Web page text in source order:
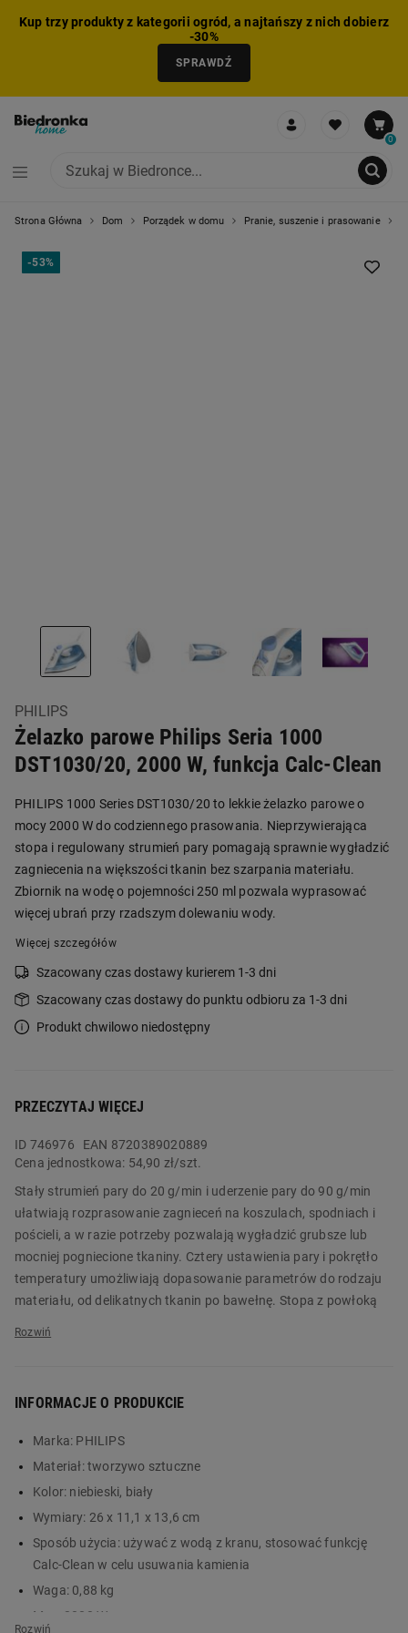
Kup trzy produkty z kategorii ogród, a najtańszy z nich dobierz
-30%
SPRAWDŹ
0
Strona Główna Dom Porządek w domu Pranie, suszenie i prasowanie
-53%
PHILIPS
Żelazko parowe Philips Seria 1000
DST1030/20, 2000 W, funkcja Calc-Clean
PHILIPS 1000 Series DST1030/20 to lekkie żelazko parowe o
mocy 2000 W do codziennego prasowania. Nieprzywierająca
stopa i regulowany strumień pary pomagają sprawnie wygładzić
zagniecenia na większości tkanin bez szarpania materiału.
Zbiornik na wodę o pojemności 250 ml pozwala wyprasować
więcej ubrań przy rzadszym dolewaniu wody.
Więcej szczegółów
Szacowany czas dostawy kurierem 1-3 dni
Szacowany czas dostawy do punktu odbioru za 1-3 dni
Produkt chwilowo niedostępny
PRZECZYTAJ WIĘCEJ
ID 746976
EAN 8720389020889
Cena jednostkowa: 54,90 zł/szt.
Stały strumień pary do 20 g/min i uderzenie pary do 90 g/min
ułatwiają rozprasowanie zagnieceń na koszulach, spodniach i
pościeli, a w razie potrzeby pozwalają wygładzić grubsze lub
mocniej pogniecione tkaniny. Cztery ustawienia pary i pokrętło
temperatury umożliwiają dopasowanie parametrów do rodzaju
materiału, od delikatnych tkanin po bawełnę. Stopa z powłoką
wewnątrz urządzenia. Żelazko PHILIPS Seria 1000 DST1030/20
szybko się nagrzewa i jest gotowe do pracy w mniej niż 32
sekundy, więc można zacząć prasowanie niemal od razu po
włączeniu. Tryb Eco obniża zużycie energii, a lekka konstrukcja
Główne cechy:
INFORMACJE O PRODUKCIE
Marka: PHILIPS
Materiał:tworzywo sztuczne
Kolor: niebieski, biały
Wymiary: 26 x 11,1 x 13,6 cm
Sposób użycia: używać z wodą z kranu, stosować funkcję
Calc-Clean w celu usuwania kamienia
Waga: 0,88 kg
Moc:
2000 W